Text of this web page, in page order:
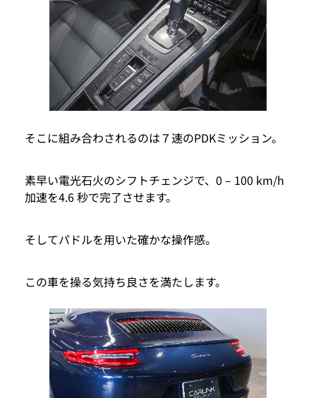
そこに組み合わされるのは７速のPDKミッション。
素早い電光石火のシフトチェンジで、0 – 100 km/h
加速を4.6 秒で完了させます。
そしてパドルを用いた確かな操作感。
この車を操る気持ち良さを満たします。